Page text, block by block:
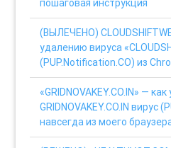
пошаговая инструкция
(ВЫЛЕЧЕНО)
удалению вируса
(PUP.Notification.CO) из
«GRIDNOVAKEY.CO.IN» —
GRIDNOVAKEY.CO.IN вирус
навсегда из моего